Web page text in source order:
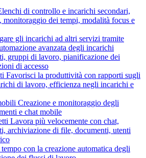
di controllo e incarichi secondari,
dei tempi, modalità focus e
gli incarichi ad altri servizi tramite
avanzata degli incarichi
gruppi di lavoro, pianificazione dei
di accesso
Favorisci la produttività con rapporti sugli
di lavoro, efficienza negli incarichi e
Creazione e monitoraggio degli
e chat mobile
Lavora più velocemente con chat,
archiviazione di file, documenti, utenti
con la creazione automatica degli